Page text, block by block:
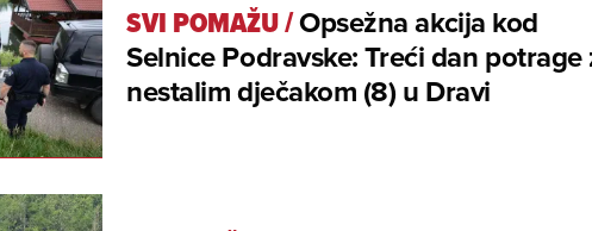
SVI POMAŽU/Opsežna akcija kod
Selnice Podravske: Treći dan potrage
nestalim dječakom (8) u Dravi